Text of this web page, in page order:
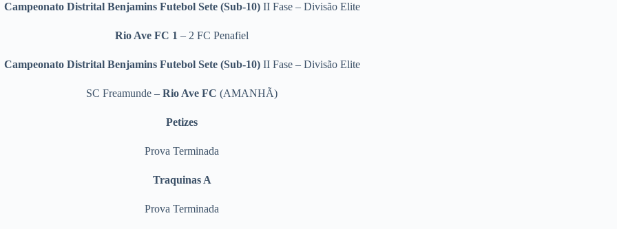
Campeonato Distrital Benjamins Futebol Sete (Sub-10)II Fase – Divisão Elite
Rio Ave FC 1 – 2 FC Penafiel
Campeonato Distrital Benjamins Futebol Sete (Sub-10)II Fase – Divisão Elite
SC Freamunde – Rio Ave FC (AMANHÃ)
Petizes
Prova Terminada
Traquinas A
Prova Terminada